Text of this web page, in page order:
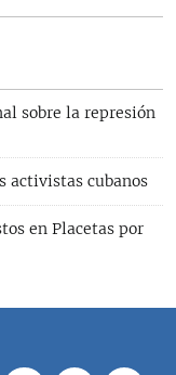
sobre la represión
activistas cubanos
en Placetas por